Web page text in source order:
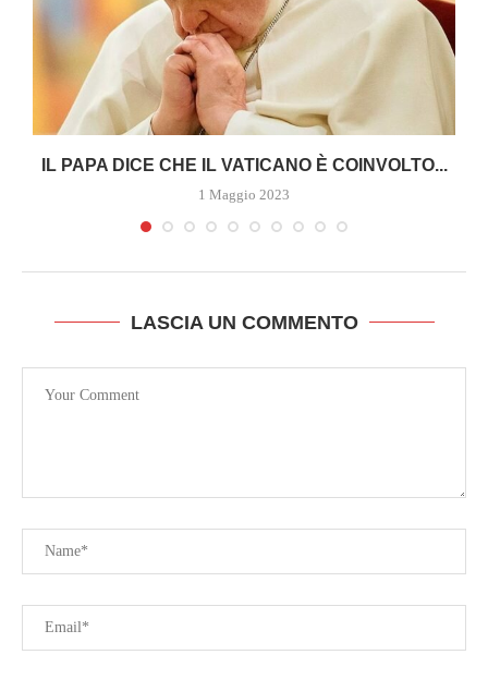
IL PAPA DICE CHE IL VATICANO È COINVOLTO...
1 Maggio 2023
LASCIA UN COMMENTO